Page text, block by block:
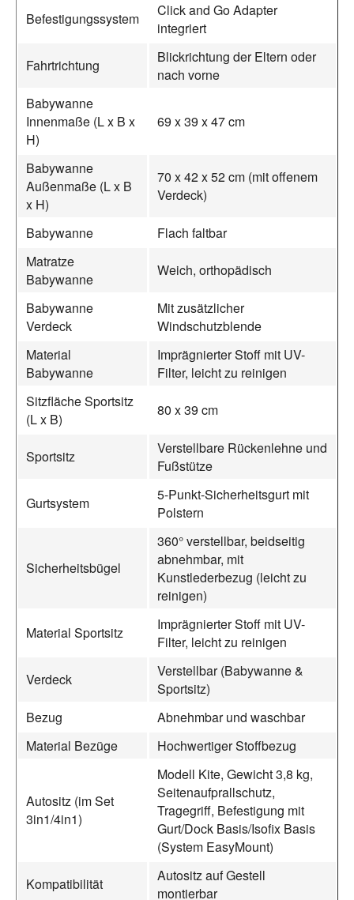
Befestigungssystem
Click and Go Adapter
integriert
Fahrtrichtung
Blickrichtung der Eltern oder
nach vorne
Babywanne
Innenmaße (L x B x
H)
69 x 39 x 47 cm
Babywanne
Außenmaße (L x B
x H)
70 x 42 x 52 cm (mit offenem
Verdeck)
Babywanne
Flach faltbar
Matratze
Babywanne
Weich, orthopädisch
Babywanne
Verdeck
Mit zusätzlicher
Windschutzblende
Material
Babywanne
Imprägnierter Stoff mit UV-
Filter, leicht zu reinigen
Sitzfläche Sportsitz
(L x B)
80 x 39 cm
Sportsitz
Verstellbare Rückenlehne und
Fußstütze
Gurtsystem
5-Punkt-Sicherheitsgurt mit
Polstern
Sicherheitsbügel
360° verstellbar, beidseitig
abnehmbar, mit
Kunstlederbezug (leicht zu
reinigen)
Material Sportsitz
Imprägnierter Stoff mit UV-
Filter, leicht zu reinigen
Verdeck
Verstellbar (Babywanne &
Sportsitz)
Bezug
Abnehmbar und waschbar
Material Bezüge
Hochwertiger Stoffbezug
Autositz (im Set
3in1/4in1)
Modell Kite, Gewicht 3,8 kg,
Seitenaufprallschutz,
Tragegriff, Befestigung mit
Gurt/Dock Basis/Isofix Basis
(System EasyMount)
Kompatibilität
Autositz auf Gestell
montierbar